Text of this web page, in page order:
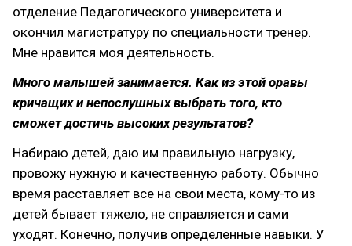
отделение Педагогического университета и
окончил магистратуру по специальности тренер.
Мне нравится моя деятельность.
Много малышей занимается. Как из этой оравы
кричащих и непослушных выбрать того, кто
сможет достичь высоких результатов?
Набираю детей, даю им правильную нагрузку,
провожу нужную и качественную работу. Обычно
время расставляет все на свои места, кому-то из
детей бывает тяжело, не справляется и сами
уходят. Конечно, получив определенные навыки. У